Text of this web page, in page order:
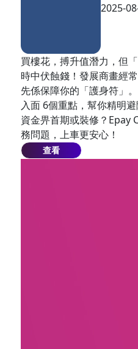
2025-
買樓花，搏升值潛力，但
時中伏蝕錢！發展商畫經
先係保障你的「護身符」
入面 6個重點，幫你精明
資金畀首期或裝修？Epay
務問題，上車更安心！
查看